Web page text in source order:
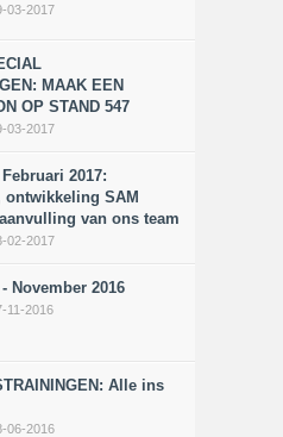
03-2017
MAAK EEN
OP STAND 547
03-2017
2017:
ontwikkeling SAM
van ons team
02-2017
November 2016
11-2016
Alle ins
06-2016